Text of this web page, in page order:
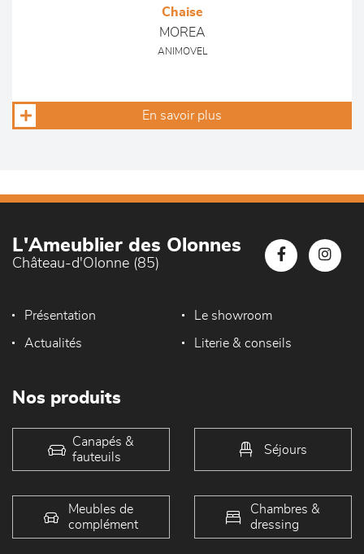
Chaise
MOREA
ANIMOVEL
En savoir plus
L'Ameublier des Olonnes
Château-d'Olonne (85)
Présentation Le showroom
Actualités Literie & conseils
Nos produits
Canapés &
fauteuils
Séjours
Meubles de
complément
Chambres &
dressing